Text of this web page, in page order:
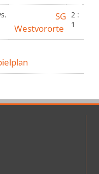
SG
Westvororte
2 :
1